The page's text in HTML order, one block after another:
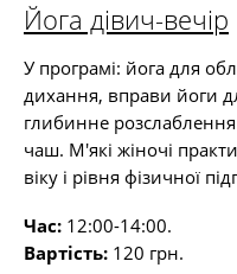
Йога дівич-вечір
У програмі: йога для
дихання, вправи йоги
глибинне розслаблення
чаш. М'які жіночі
віку і рівня фізичної
Час: 12:00-14:00.
Вартість: 120 грн.